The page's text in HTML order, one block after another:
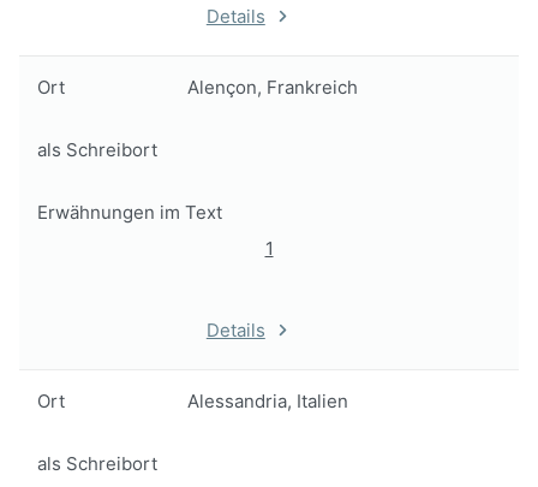
Details
Ort Alençon, Frankreich
als Schreibort
Erwähnungen im Text
1
Details
Ort Alessandria, Italien
als Schreibort